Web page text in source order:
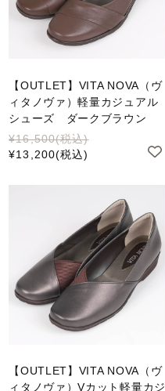
【OUTLET】VITA NOVA（ヴ
ィタノヴァ）軽量カジュアル
シューズ ダークブラウン
¥16,500(税込)
¥13,200(税込)
【OUTLET】VITA NOVA（ヴ
ィタノヴァ）Vカット軽量カジ